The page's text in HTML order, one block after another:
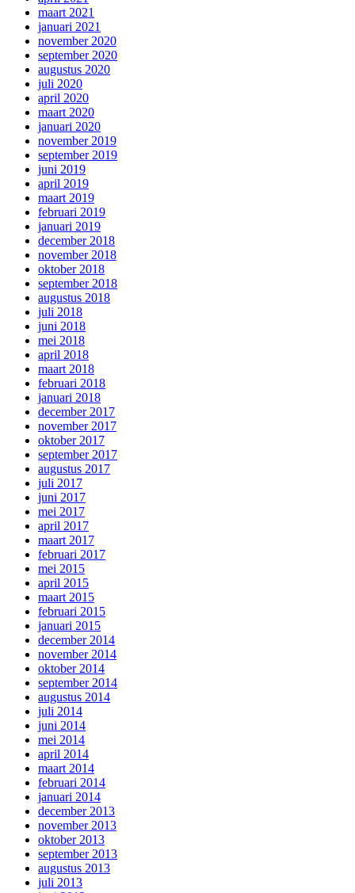
maart 2021
januari 2021
november 2020
september 2020
augustus 2020
juli 2020
april 2020
maart 2020
januari 2020
november 2019
september 2019
juni 2019
april 2019
maart 2019
februari 2019
januari 2019
december 2018
november 2018
oktober 2018
september 2018
augustus 2018
juli 2018
juni 2018
mei 2018
april 2018
maart 2018
februari 2018
januari 2018
december 2017
november 2017
oktober 2017
september 2017
augustus 2017
juli 2017
juni 2017
mei 2017
april 2017
maart 2017
februari 2017
mei 2015
april 2015
maart 2015
februari 2015
januari 2015
december 2014
november 2014
oktober 2014
september 2014
augustus 2014
juli 2014
juni 2014
mei 2014
april 2014
maart 2014
februari 2014
januari 2014
december 2013
november 2013
oktober 2013
september 2013
augustus 2013
juli 2013